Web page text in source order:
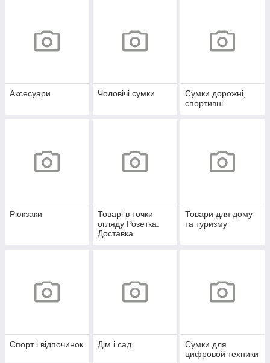
Аксесуари Чоловічі сумки
Сумки дорожні,
спортивні
Рюкзаки
Товарі в точки
огляду Розетка.
Доставка
Товари для дому
та туризму
Спорт і відпочинок Дім і сад
Сумки для
цифровой техники